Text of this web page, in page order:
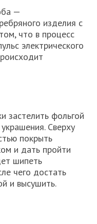
—
изделия с
что в процесс
электрического
застелить фольгой
Сверху
покрыть
и дать пройти
шипеть
чего достать
и высушить.